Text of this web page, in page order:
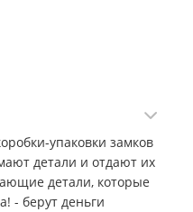
упаковки замков
детали и отдают их
детали, которые
- берут деньги